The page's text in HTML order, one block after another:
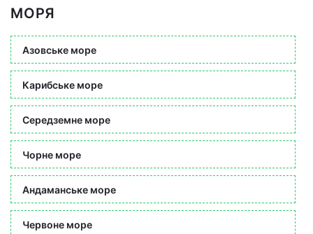
МОРЯ
Азовське море
Карибське море
Середземне море
Чорне море
Андаманське море
Червоне море